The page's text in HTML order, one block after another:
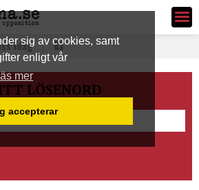
sig av cookies, samt
enligt vår
mer
accepterar
Ledarsidorna.se
idag
LÖSENORD